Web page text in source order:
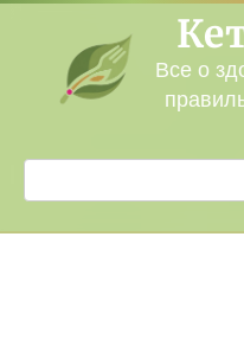
Перейти
контенту
Все о
Поиск: